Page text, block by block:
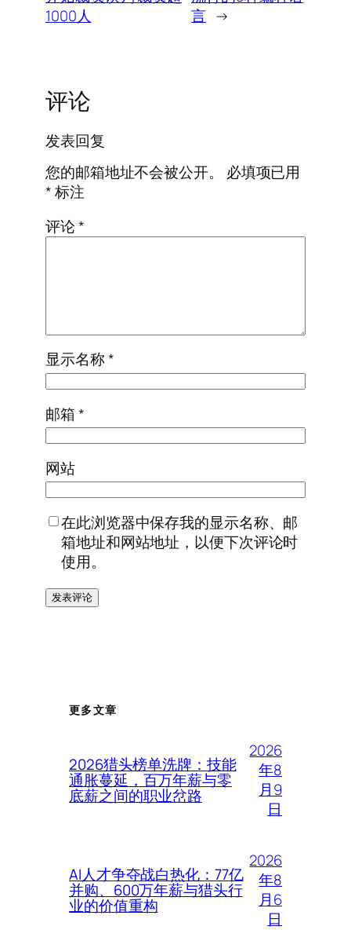
1000人
言 →
评论
发表回复
您的邮箱地址不会被公开。
必填项已用
*标注
评论*
显示名称*
邮箱*
网站
在此浏览器中保存我的显示名称、邮
箱地址和网站地址，以便下次评论时
使用。
更多文章
2026猎头榜单洗牌：技能
通胀蔓延，百万年薪与零
底薪之间的职业岔路
2026
年8
月9
日
AI人才争夺战白热化：77亿
并购、600万年薪与猎头行
业的价值重构
2026
年8
月6
日